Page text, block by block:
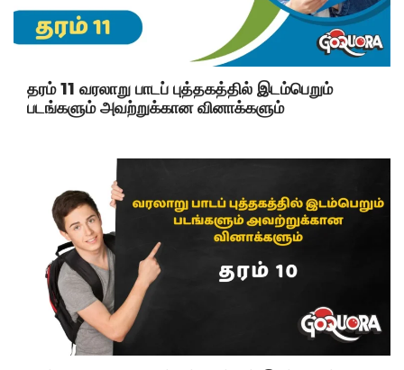
தரம் 11 வரலாறு பாடப் புத்தகத்தில் இடம்பெறும்
படங்களும் அவற்றுக்கான வினாக்களும்